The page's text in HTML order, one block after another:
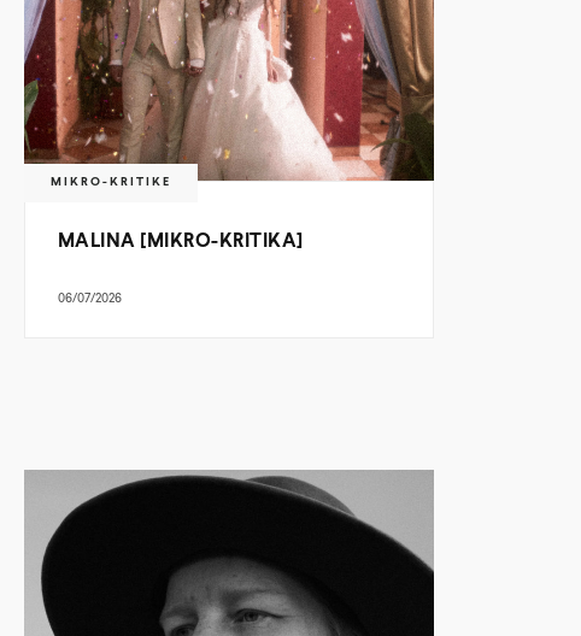
MIKRO-KRITIKE
MALINA [MIKRO-KRITIKA]
06/07/2026